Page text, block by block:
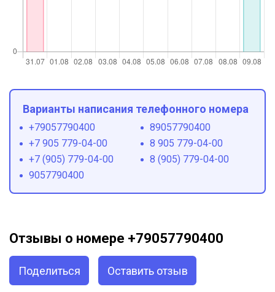
Варианты написания телефонного номера
+79057790400
89057790400
+7 905 779-04-00
8 905 779-04-00
+7 (905) 779-04-00
8 (905) 779-04-00
9057790400
Отзывы о номере +79057790400
Поделиться Оставить отзыв